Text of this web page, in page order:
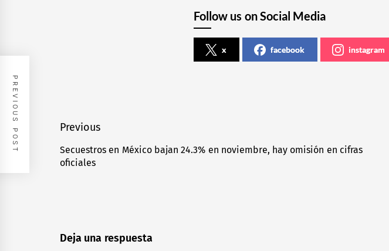
Follow us on Social Media
x facebook instagram
Navegación
de
entradas
Previous
Previous
post:
Secuestros en México bajan 24.3% en noviembre, hay omisión en cifras
oficiales
PREVIOUS POST
Deja una respuesta